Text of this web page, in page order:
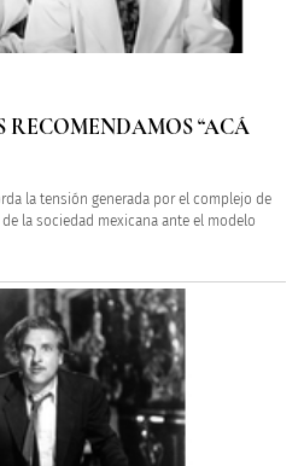
RECOMENDAMOS “ACÁ
la tensión generada por el complejo de
la sociedad mexicana ante el modelo